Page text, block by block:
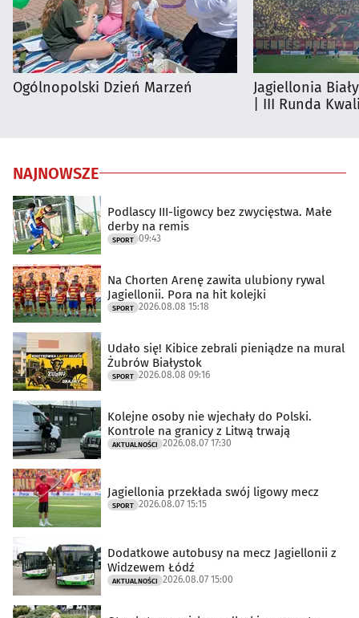
Ogólnopolski Dzień Marzeń
Jagiellonia
| III Runda
NAJNOWSZE
Podlascy III-ligowcy bez zwycięstwa. Małe
derby na remis
SPORT 09:43
Na Chorten Arenę zawita ulubiony rywal
Jagiellonii. Pora na hit kolejki
SPORT 2026.08.08 15:18
Udało się! Kibice zebrali pieniądze na mural
Żubrów Białystok
SPORT 2026.08.08 09:16
Kolejne osoby nie wjechały do Polski.
Kontrole na granicy z Litwą trwają
AKTUALNOŚCI 2026.08.07 17:30
Jagiellonia przekłada swój ligowy mecz
SPORT 2026.08.07 15:15
Dodatkowe autobusy na mecz Jagiellonii z
Widzewem Łódź
AKTUALNOŚCI 2026.08.07 15:00